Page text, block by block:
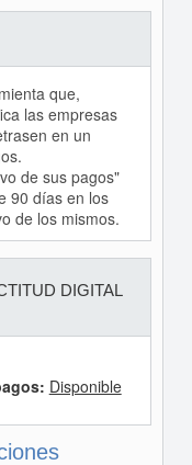
que,
las empresas
en un
de sus pagos"
90 días en los
de los mismos.
DIGITAL
Disponible